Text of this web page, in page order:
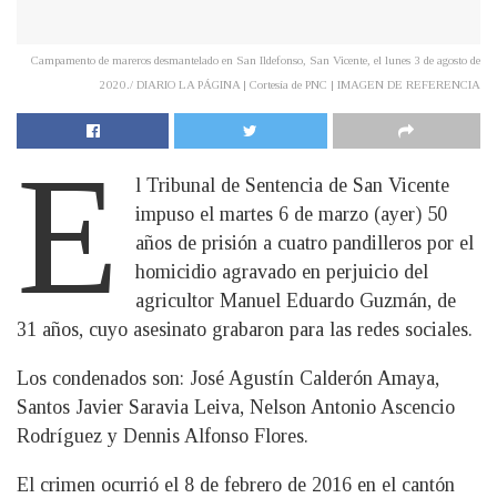
Campamento de mareros desmantelado en San Ildefonso, San Vicente, el lunes 3 de agosto de
2020./ DIARIO LA PÁGINA | Cortesía de PNC | IMAGEN DE REFERENCIA
E
l Tribunal de Sentencia de San Vicente
impuso el martes 6 de marzo (ayer) 50
años de prisión a cuatro pandilleros por el
homicidio agravado en perjuicio del
agricultor Manuel Eduardo Guzmán, de
31 años, cuyo asesinato grabaron para las redes sociales.
Los condenados son: José Agustín Calderón Amaya,
Santos Javier Saravia Leiva, Nelson Antonio Ascencio
Rodríguez y Dennis Alfonso Flores.
El crimen ocurrió el 8 de febrero de 2016 en el cantón